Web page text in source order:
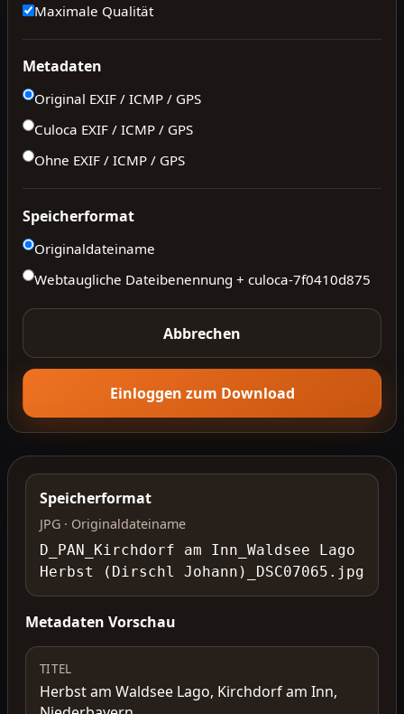
Maximale Qualität
Metadaten
Original EXIF / ICMP / GPS
Culoca EXIF / ICMP / GPS
Ohne EXIF / ICMP / GPS
Speicherformat
Originaldateiname
Webtaugliche Dateibenennung + culoca-7f0410d875
Abbrechen
Einloggen zum Download
Speicherformat
JPG · Originaldateiname
D_PAN_Kirchdorf am Inn_Waldsee Lago
Herbst (Dirschl Johann)_DSC07065.jpg
Metadaten Vorschau
TITEL
Herbst am Waldsee Lago, Kirchdorf am Inn,